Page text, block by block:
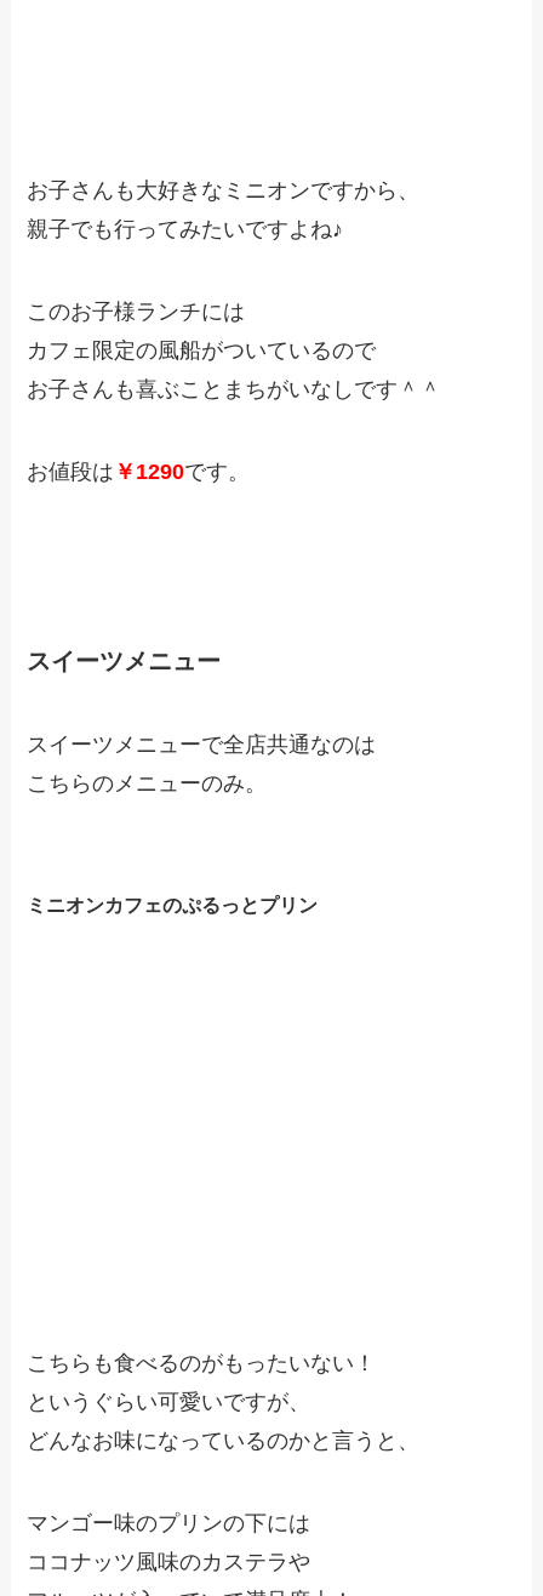
お子さんも大好きなミニオンですから、
親子でも行ってみたいですよね♪
このお子様ランチには
カフェ限定の風船がついているので
お子さんも喜ぶことまちがいなしです＾＾
お値段は ￥1290です。
スイーツメニュー
スイーツメニューで全店共通なのは
こちらのメニューのみ。
ミニオンカフェのぷるっとプリン
こちらも食べるのがもったいない！
というぐらい可愛いですが、
どんなお味になっているのかと言うと、
マンゴー味のプリンの下には
ココナッツ風味のカステラや